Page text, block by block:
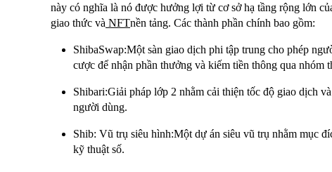
này có nghĩa là nó được hưởng lợi từ cơ sở hạ tầng rộng lớn
giao thức và NFTnền tảng. Các thành phần chính bao gồm:
ShibaSwap:Một sàn giao dịch phi tập trung cho phép
cược để nhận phần thưởng và kiếm tiền thông qua nhóm
Shibari:Giải pháp lớp 2 nhằm cải thiện tốc độ giao dịch
người dùng.
Shib: Vũ trụ siêu hình:Một dự án siêu vũ trụ nhằm mục
kỹ thuật số.